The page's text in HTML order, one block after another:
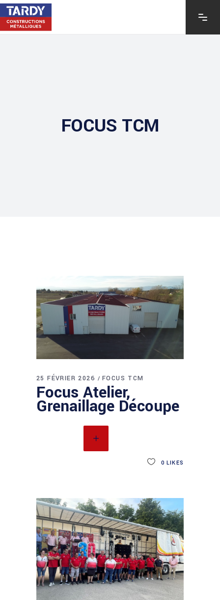
FOCUS TCM
25 FÉVRIER 2026 FOCUS TCM
Focus Atelier,
Grenaillage Découpe
0 LIKES